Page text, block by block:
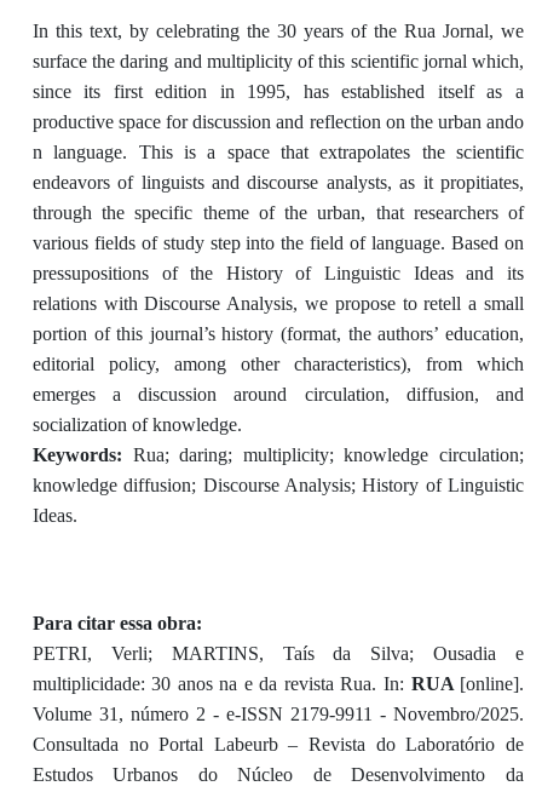
In this text, by celebrating the 30 years of the Rua Jornal, we
surface the daring and multiplicity of this scientific jornal which,
since its first edition in 1995, has established itself as a
productive space for discussion and reflection on the urban ando
n language. This is a space that extrapolates the scientific
endeavors of linguists and discourse analysts, as it propitiates,
through the specific theme of the urban, that researchers of
various fields of study step into the field of language. Based on
pressupositions of the History of Linguistic Ideas and its
relations with Discourse Analysis, we propose to retell a small
portion of this journal’s history (format, the authors’ education,
editorial policy, among other characteristics), from which
emerges a discussion around circulation, diffusion, and
socialization of knowledge.
Keywords: Rua; daring; multiplicity; knowledge circulation;
knowledge diffusion; Discourse Analysis; History of Linguistic
Ideas.
Para citar essa obra:
PETRI, Verli; MARTINS, Taís da Silva; Ousadia e
multiplicidade: 30 anos na e da revista Rua. In: RUA [online].
Volume 31, número 2 - e-ISSN 2179-9911 - Novembro/2025.
Consultada no Portal Labeurb – Revista do Laboratório de
Estudos Urbanos do Núcleo de Desenvolvimento da